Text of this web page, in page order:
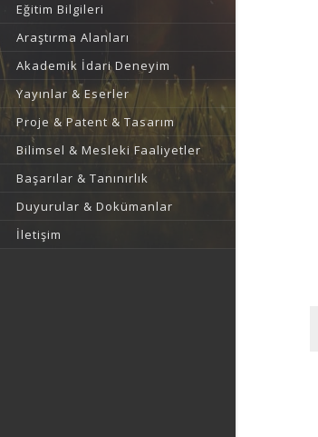
Eğitim Bilgileri
Araştırma Alanları
Akademik İdari Deneyim
Yayınlar & Eserler
Proje & Patent & Tasarım
Bilimsel & Mesleki Faaliyetler
Başarılar & Tanınırlık
Duyurular & Dokümanlar
İletişim